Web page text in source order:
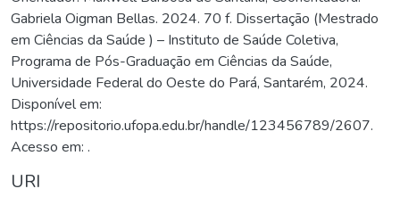
Gabriela Oigman Bellas. 2024. 70 f. Dissertação (Mestrado
em Ciências da Saúde ) – Instituto de Saúde Coletiva,
Programa de Pós-Graduação em Ciências da Saúde,
Universidade Federal do Oeste do Pará, Santarém, 2024.
Disponível em:
https://repositorio.ufopa.edu.br/handle/123456789/2607.
Acesso em: .
URI